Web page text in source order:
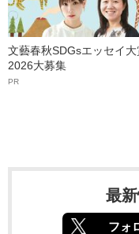
文藝春秋SDGsエッセイ大
2026大募集
PR
最
フォ